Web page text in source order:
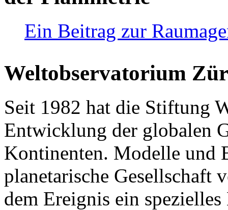
Ein Beitrag zur
Weltobservatorium
Seit 1982 hat die Stiftung
Entwicklung der globalen
Kontinenten. Modelle und
planetarische Gesellschaft
dem Ereignis ein